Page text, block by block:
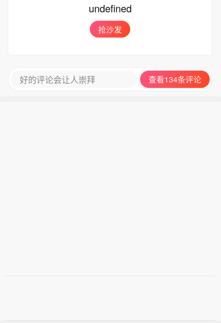
undefined
抢沙发
好的评论会让人崇拜 查看134条评论